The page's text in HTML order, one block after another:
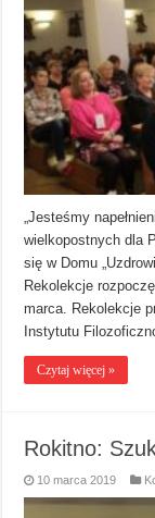
„Jesteśmy
wielkopostnych dla
się w Domu
Rekolekcje
marca. Rekolekcje
Instytutu
Czytaj więcej »
Rokitno:
10 marca 2019